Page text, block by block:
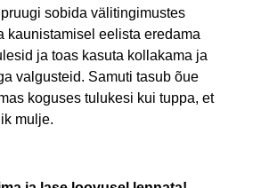
sobida välitingimustes
kaunistamisel eelista eredama
ja toas kasuta kollakama ja
valgusteid. Samuti tasub õue
koguses tulukesi kui tuppa, et
mulje.